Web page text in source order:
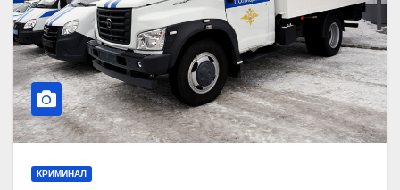
КРИМИНАЛ